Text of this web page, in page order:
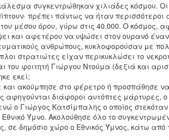
συγκεντρώθηκαν χιλιάδες κόσμου. Οι
πρέπει πάντως να ήταν περισσότεροι
μέσου όρου, γύρω στις 40.000. Ο κόσμος,
και αφετέρου να υψώσει στον ουρανό
ανθρώπους, κυκλοφορούσαν με
στρατιώτες είχαν περικυκλώσει το
φοιτητή Γιώργου Ντούμα (δεξιά και
εκεί;
και ακούμπησε στο φέρετρο ή προσπάθησε
διάφοροι αυτόπτες μάρτυρες,
ο Γιώργος Κατσίμπαλης ο οποίος
Ύμνο. Ακολούθησε όλο το
σε δημόσιο χώρο ο Εθνικός Ύμνος, κάτω